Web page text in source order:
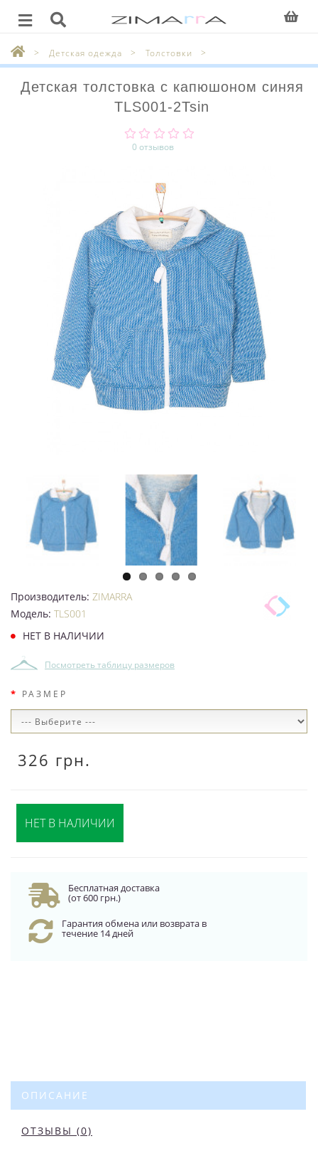
Детская одежда Толстовки
Детская толстовка с капюшоном синяя
TLS001-2Tsin
0 отзывов
Производитель: ZIMARRA
Модель: TLS001
НЕТ В НАЛИЧИИ
Посмотреть таблицу размеров
РАЗМЕР
326 грн.
НЕТ В НАЛИЧИИ
Бесплатная доставка
(от 600 грн.)
Гарантия обмена или возврата в
течение 14 дней
ОПИСАНИЕ
ОТЗЫВЫ (0)